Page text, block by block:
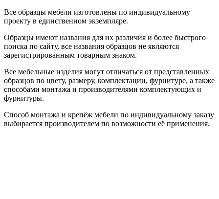
Все образцы мебели изготовлены по индивидуальному
проекту в единственном экземпляре.
Образцы имеют названия для их различия и более быстрого
поиска по сайту, все названия образцов не являются
зарегистрированным товарным знаком.
Все мебельные изделия могут отличаться от представленных
образцов по цвету, размеру, комплектации, фурнитуре, а также
способами монтажа и производителями комплектующих и
фурнитуры.
Способ монтажа и крепёж мебели по индивидуальному заказу
выбирается производителем по возможности её применения.